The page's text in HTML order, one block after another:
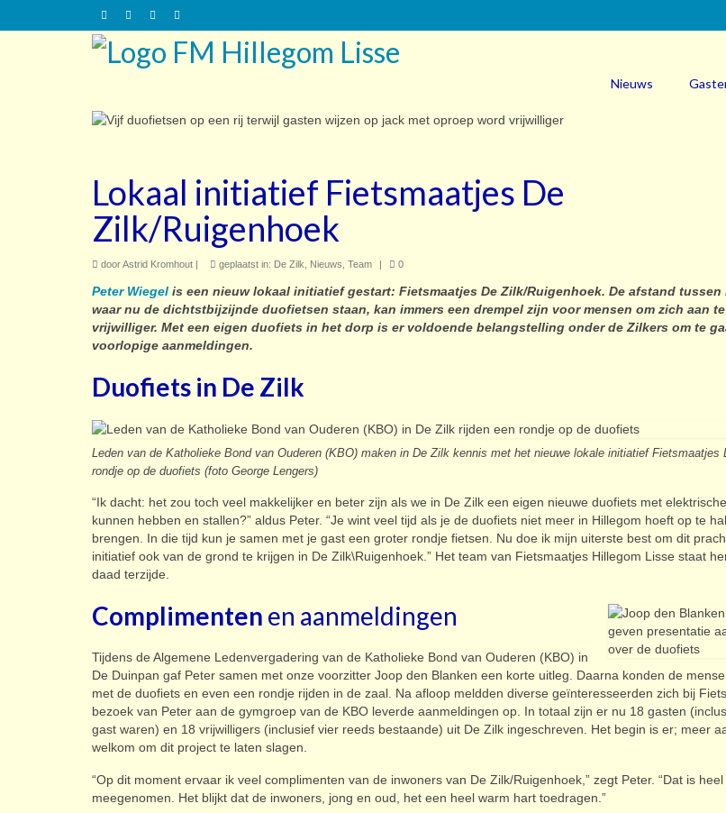
Nieuws
Lokaal initiatief Fietsmaatjes De
Zilk/Ruigenhoek
doorAstrid Kromhout geplaatst in: De Zilk Nieuws Team 0
Peter Wiegel is een nieuw lokaal initiatief gestart: Fietsmaatjes De Zilk/Ruigenhoek. De afstand tussen
waar nu de dichtstbijzijnde duofietsen staan, kan immers een drempel zijn voor mensen om zich aan
vrijwilliger. Met een eigen duofiets in het dorp is er voldoende belangstelling onder de Zilkers om te
voorlopige aanmeldingen.
Duofiets in De Zilk
Leden van de Katholieke Bond van Ouderen (KBO) maken in De Zilk kennis met het nieuwe lokale initiatief Fietsmaatjes
rondje op de duofiets (foto George Lengers)
“Ik dacht: het zou toch veel makkelijker en beter zijn als we in De Zilk een eigen nieuwe duofiets met
kunnen hebben en stallen?” aldus Peter. “Je wint veel tijd als je de duofiets niet meer in Hillegom hoeft op te
brengen. In die tijd kun je samen met je gast een groter rondje fietsen. Nu doe ik mijn uiterste best om dit
initiatief ook van de grond te krijgen in De Zilk\Ruigenhoek.” Het team van Fietsmaatjes Hillegom Lisse staat
daad terzijde.
Complimenten en aanmeldingen
Tijdens de Algemene Ledenvergadering van de Katholieke Bond van Ouderen (KBO) in
De Duinpan gaf Peter samen met onze voorzitter Joop den Blanken een korte uitleg. Daarna konden de
met de duofiets en even een rondje rijden in de zaal. Na afloop meldden diverse geïnteresseerden zich bij
bezoek van Peter aan de gymgroep van de KBO leverde aanmeldingen op. In totaal zijn er nu 18 gasten
gast waren) en 18 vrijwilligers (inclusief vier reeds bestaande) uit De Zilk ingeschreven. Het begin is er; meer
welkom om dit project te laten slagen.
“Op dit moment ervaar ik veel complimenten van de inwoners van De Zilk/Ruigenhoek,” zegt Peter. “Dat is
meegenomen. Het blijkt dat de inwoners, jong en oud, het een heel warm hart toedragen.”